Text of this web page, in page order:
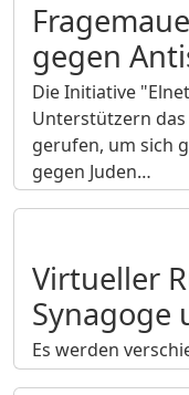
gegen
Die Initiative
Unterstützern das
gerufen, um sich
gegen Juden…
Virtueller
Synagoge
Es werden